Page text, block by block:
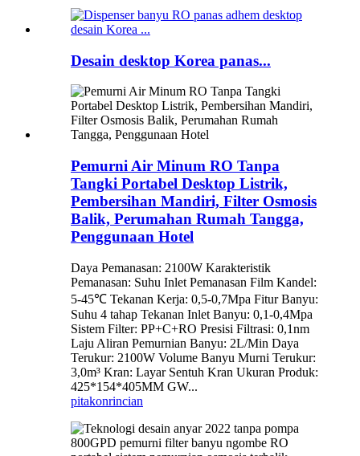
Desain desktop Korea panas...
Pemurni Air Minum RO Tanpa
Tangki Portabel Desktop Listrik,
Pembersihan Mandiri, Filter Osmosis
Balik, Perumahan Rumah Tangga,
Penggunaan Hotel
Daya Pemanasan: 2100W Karakteristik
Pemanasan: Suhu Inlet Pemanasan Film Kandel:
5-45℃ Tekanan Kerja: 0,5-0,7Mpa Fitur Banyu:
Suhu 4 tahap Tekanan Inlet Banyu: 0,1-0,4Mpa
Sistem Filter: PP+C+RO Presisi Filtrasi: 0,1nm
Laju Aliran Pemurnian Banyu: 2L/Min Daya
Terukur: 2100W Volume Banyu Murni Terukur:
3,0m³ Kran: Layar Sentuh Kran Ukuran Produk:
425*154*405MM GW...
pitakonrincian